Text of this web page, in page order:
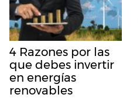
4 Razones por las
que debes invertir
en energías
renovables